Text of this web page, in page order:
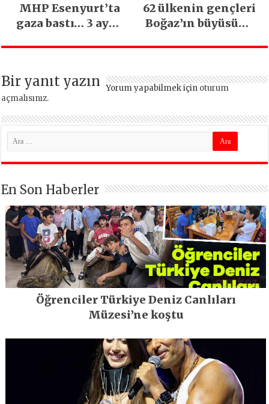
MHP Esenyurt’ta
gaza bastı… 3 ayda
edildi
62 ülkenin gençleri
Boğaz’ın büyüsüne
Bir yanıt yazın Yorum yapabilmek için oturum
açmalısınız.
En Son Haberler
Öğrenciler Türkiye Deniz Canlıları
Müzesi’ne koştu